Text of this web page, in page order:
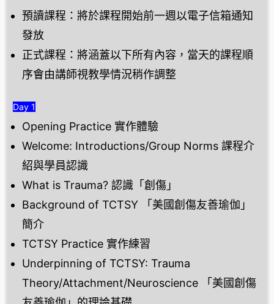
預讀課程：將於課程開始前一週以電子信箱通知
發放
正式課程：將涵蓋以下所有內容，當天的課程順
序會由講師視教學情況稍作調整
Day 1
Opening Practice 實作體驗
Welcome: Introductions/Group Norms 課程介
紹與學員認識
What is Trauma? 認識「創傷」
Background of TCTSY 「美國創傷友善瑜伽」
簡介
TCTSY Practice 實作練習
Underpinning of TCTSY: Trauma
Theory/Attachment/Neuroscience 「美國創傷